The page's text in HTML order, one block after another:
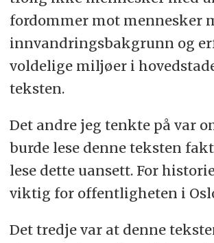
fordommer mot mennesker
innvandringsbakgrunn og
voldelige miljøer i
teksten.
Det andre jeg tenkte på var
burde lese denne teksten
lese dette uansett. For
viktig for offentligheten i
Det tredje var at denne